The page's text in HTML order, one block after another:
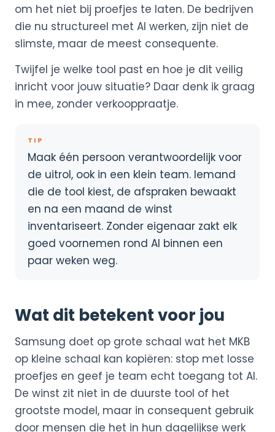
om het niet bij proefjes te laten. De bedrijven
die nu structureel met AI werken, zijn niet de
slimste, maar de meest consequente.
Twijfel je welke tool past en hoe je dit veilig
inricht voor jouw situatie? Daar denk ik graag
in mee, zonder verkooppraatje.
TIP
Maak één persoon verantwoordelijk voor
de uitrol, ook in een klein team. Iemand
die de tool kiest, de afspraken bewaakt
en na een maand de winst
inventariseert. Zonder eigenaar zakt elk
goed voornemen rond AI binnen een
paar weken weg.
Wat dit betekent voor jou
Samsung doet op grote schaal wat het MKB
op kleine schaal kan kopiëren: stop met losse
proefjes en geef je team echt toegang tot AI.
De winst zit niet in de duurste tool of het
grootste model, maar in consequent gebruik
door mensen die het in hun dagelijkse werk